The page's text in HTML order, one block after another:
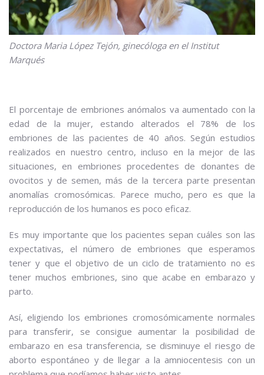
Doctora Maria López Tejón, ginecóloga en el Institut
Marqués
El porcentaje de embriones anómalos va aumentado con la
edad de la mujer, estando alterados el 78% de los
embriones de las pacientes de 40 años. Según estudios
realizados en nuestro centro, incluso en la mejor de las
situaciones, en embriones procedentes de donantes de
ovocitos y de semen, más de la tercera parte presentan
anomalías cromosómicas. Parece mucho, pero es que la
reproducción de los humanos es poco eficaz.
Es muy importante que los pacientes sepan cuáles son las
expectativas, el número de embriones que esperamos
tener y que el objetivo de un ciclo de tratamiento no es
tener muchos embriones, sino que acabe en embarazo y
parto.
Así, eligiendo los embriones cromosómicamente normales
para transferir, se consigue aumentar la posibilidad de
embarazo en esa transferencia, se disminuye el riesgo de
aborto espontáneo y de llegar a la amniocentesis con un